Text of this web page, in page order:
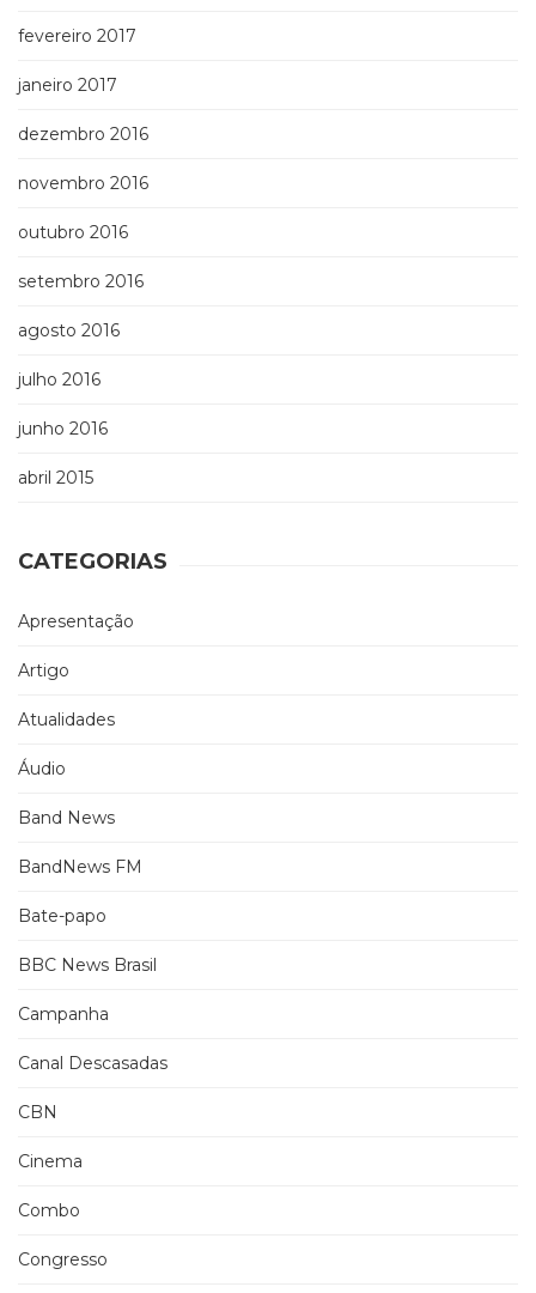
fevereiro 2017
janeiro 2017
dezembro 2016
novembro 2016
outubro 2016
setembro 2016
agosto 2016
julho 2016
junho 2016
abril 2015
CATEGORIAS
Apresentação
Artigo
Atualidades
Áudio
Band News
BandNews FM
Bate-papo
BBC News Brasil
Campanha
Canal Descasadas
CBN
Cinema
Combo
Congresso